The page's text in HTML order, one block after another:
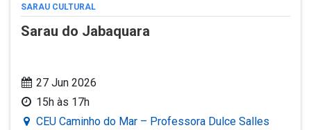
SARAU CULTURAL
Sarau do Jabaquara
27 Jun 2026
15h às 17h
CEU Caminho do Mar – Professora Dulce Salles